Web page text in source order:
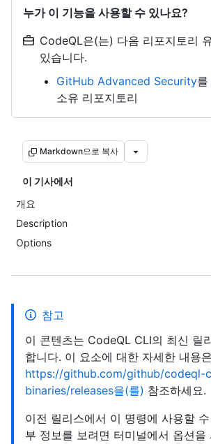
누가 이 기능을 사용할 수 있나요?
CodeQL은(는) 다음 리포지토리
있습니다.
GitHub Advanced Security
소유 리포지토리
Markdown으로 복사
이 기사에서
개요
Description
Options
참고
이 콘텐츠는 CodeQL CLI의 최신 릴
합니다. 이 요소에 대한 자세한 내용은
https://github.com/github/codeql-
binaries/releases을(를) 참조하세요.
이전 릴리스에서 이 명령에 사용할
부 정보를 보려면 터미널에서 옵션을